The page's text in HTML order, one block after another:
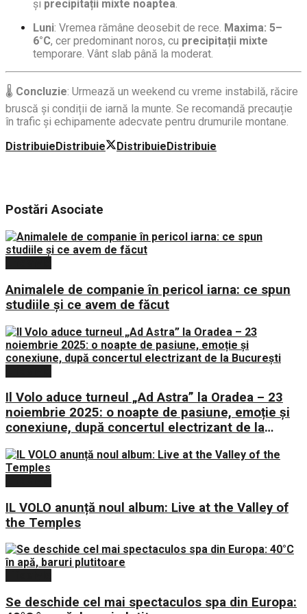
și precipitații mixte noaptea
Luni: Vremea rămâne deosebit de rece. Maxima: 5–
6°C, cer predominant noros, cu precipitații mixte
temporare. Vânt slab până la moderat.
🌡️ Concluzie: Urmează un weekend cu vreme instabilă, răcire
bruscă și condiții de iarnă la munte. Se recomandă precauție
în trafic și echipamente adecvate pentru drumurile montane.
DistribuieDistribuie DistribuieDistribuie
PostăriAsociate
Animalele de companie în pericol iarna: ce spun
studiile şi ce avem de făcut
Il Volo aduce turneul „Ad Astra” la Oradea – 23
noiembrie 2025: o noapte de pasiune, emoție și
conexiune, după concertul electrizant de la
IL VOLO anunță noul album: Live at the Valley of
the Temples
Se deschide cel mai spectaculos spa din Europa: